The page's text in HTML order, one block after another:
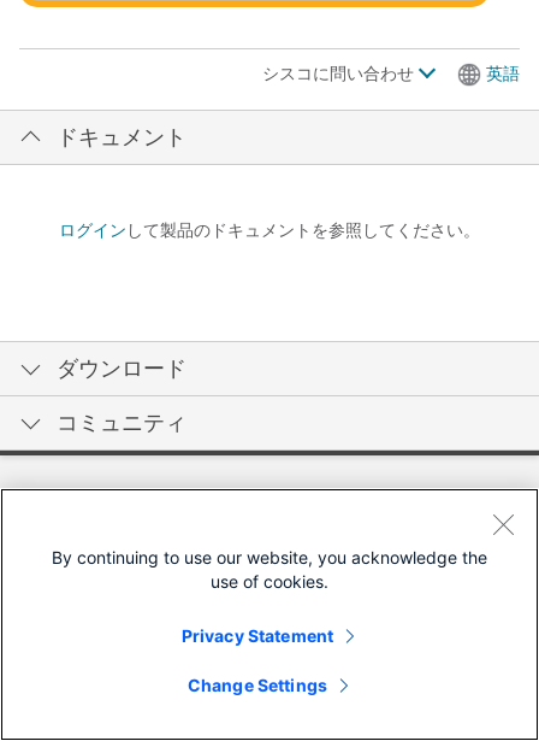
シスコに問い合わせ 英語
ドキュメント
ログイン して製品のドキュメントを参照してください。
ダウンロード
コミュニティ
By continuing to use our website, you acknowledge the
use of cookies.
Privacy Statement
Change Settings